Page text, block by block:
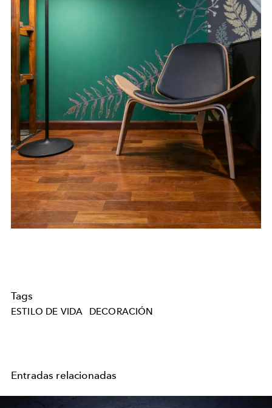
Tags
ESTILO DE VIDA DECORACIÓN
Entradas relacionadas